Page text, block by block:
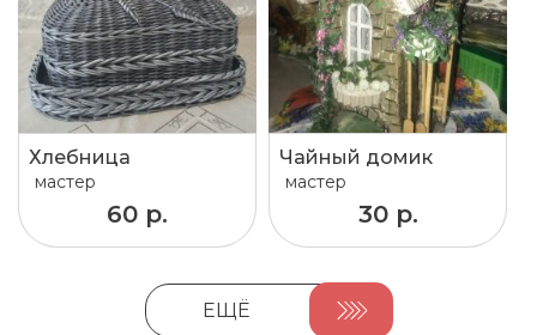
Хлебница
мастер
60 р.
Чайный домик
мастер
30 р.
ЕЩЁ